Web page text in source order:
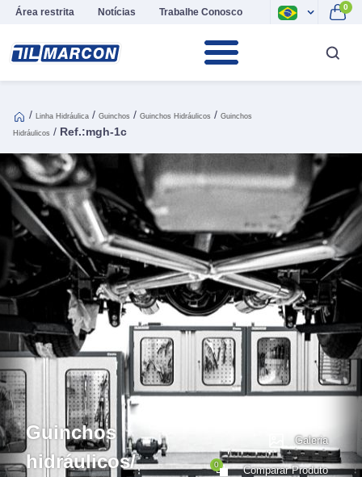
Área restrita Notícias Trabalhe Conosco 0
/ Linha Hidráulica / Guinchos / Guinchos Hidráulicos / Guinchos
Hidráulicos / Ref.:mgh-1c
Guinchos
hidráulicos/
Galeria
0 Comparar Produto